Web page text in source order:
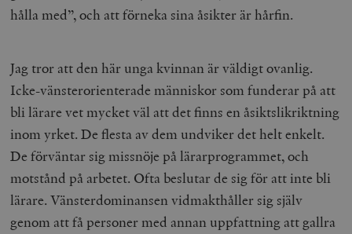
hålla med”, och att förneka sina åsikter är hårfin.
Jag tror att den här unga kvinnan är väldigt ovanlig.
Icke-vänsterorienterade människor som funderar på att
bli lärare vet mycket väl att det finns en åsiktslikriktning
inom yrket. De flesta av dem undviker det helt enkelt.
De förväntar sig missnöje på lärarprogrammet, och
motstånd på arbetet. Ofta beslutar de sig för att inte bli
lärare. Vänsterdominansen vidmakthåller sig själv
genom att få personer med annan uppfattning att gallra